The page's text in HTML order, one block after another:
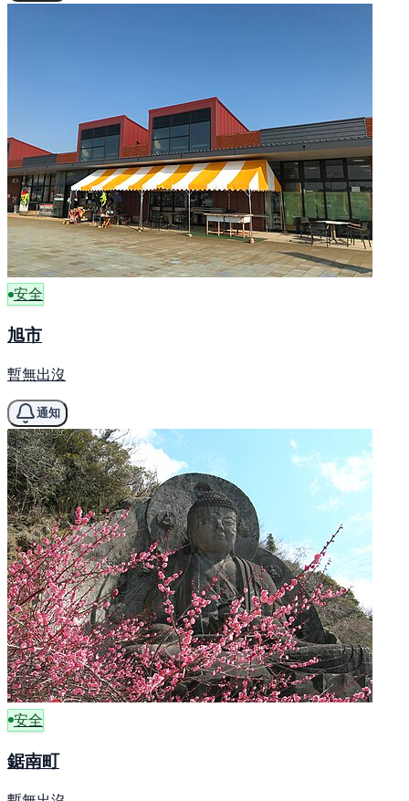
安全
旭市
暫無出沒
通知
安全
鋸南町